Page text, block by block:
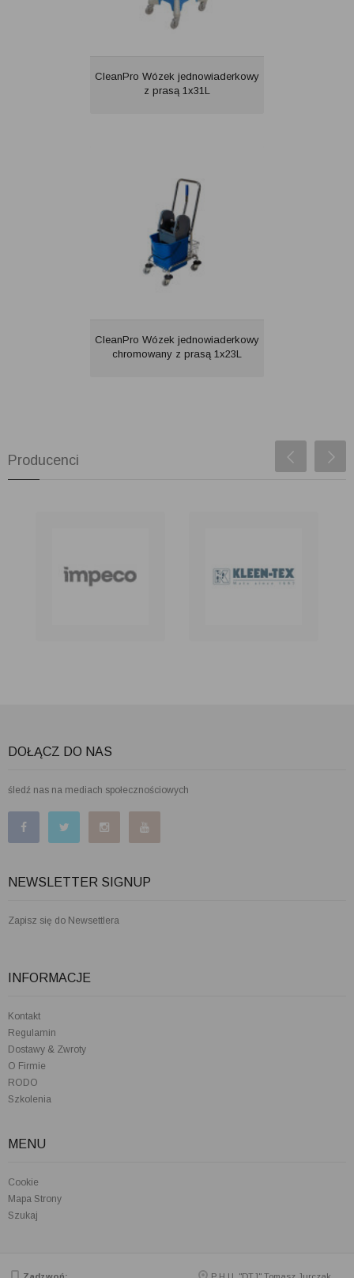
CleanPro Wózek jednowiaderkowy
z prasą 1x31L
CleanPro Wózek jednowiaderkowy
chromowany z prasą 1x23L
Producenci
DOŁĄCZ DO NAS
śledź nas na mediach społecznościowych
NEWSLETTER SIGNUP
Zapisz się do Newsettlera
INFORMACJE
Kontakt
Regulamin
Dostawy & Zwroty
O Firmie
RODO
Szkolenia
MENU
Cookie
Mapa Strony
Szukaj